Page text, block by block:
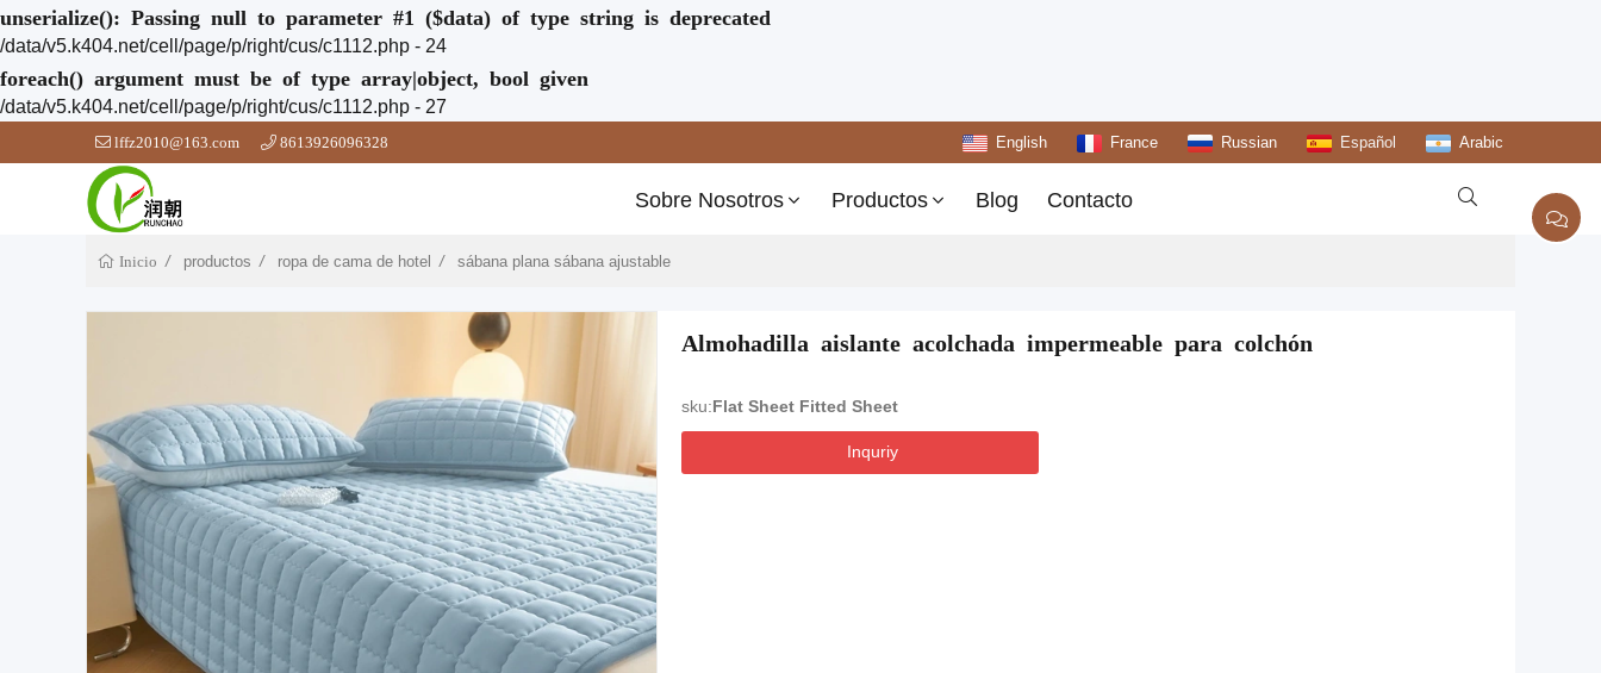
unserialize(): Passing null to parameter #1 ($data) of type string is deprecated
/data/v5.k404.net/cell/page/p/right/cus/c1112.php - 24
foreach() argument must be of type array|object, bool given
/data/v5.k404.net/cell/page/p/right/cus/c1112.php - 27
lffz2010@163.com 8613926096328 English France Russian Español Arabic
Sobre Nosotros Productos Blog Contacto 
Inicio productos ropa de cama de hotel sábana plana sábana ajustable
Almohadilla aislante acolchada impermeable para colchón
sku:Flat Sheet Fitted Sheet
Inquriy